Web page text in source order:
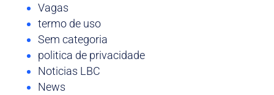
Vagas
termo de uso
Sem categoria
politica de privacidade
Noticias LBC
News